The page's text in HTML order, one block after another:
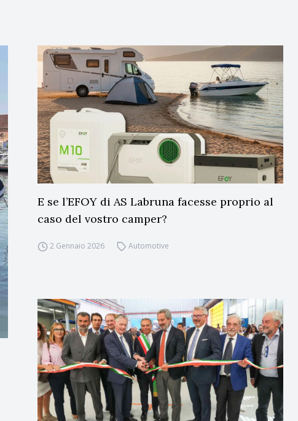
E se l’EFOY di AS Labruna facesse proprio al
caso del vostro camper?
2 Gennaio 2026 Automotive